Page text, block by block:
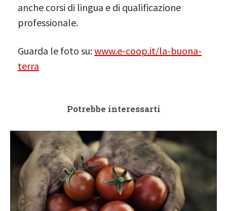
anche corsi di lingua e di qualificazione
professionale.
Guarda le foto su:www.e-coop.it/la-buona-
terra
Potrebbe interessarti